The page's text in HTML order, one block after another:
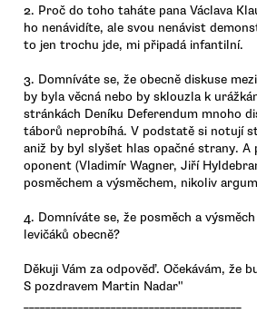
2. Proč do toho taháte pana Václava
ho nenávidíte, ale svou nenávist
to jen trochu jde, mi připadá infantilní.
3. Domníváte se, že obecně diskuse
by byla věcná nebo by sklouzla k
stránkách Deníku Deferendum mnoho
táborů neprobíhá. V podstatě si notují
aniž by byl slyšet hlas opačné strany. A
oponent (Vladimír Wagner, Jiří
posměchem a výsměchem, nikoliv
4. Domníváte se, že posměch a
levičáků obecně?
Děkuji Vám za odpověď. Očekávám, že
S pozdravem Martin Nadar"
________________________________________